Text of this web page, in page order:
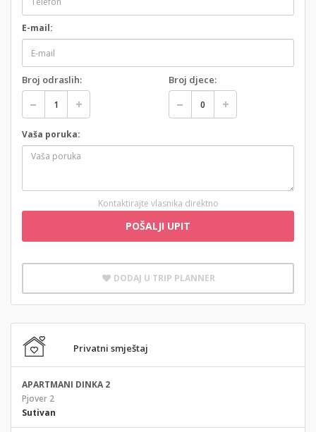
E-mail:
Broj odraslih: Broj djece:
Vaša poruka:
Kontaktirajte vlasnika direktno
POŠALJI UPIT
DODAJ U TRIP PLANNER
Privatni smještaj
APARTMANI DINKA 2
Pjover 2
Sutivan